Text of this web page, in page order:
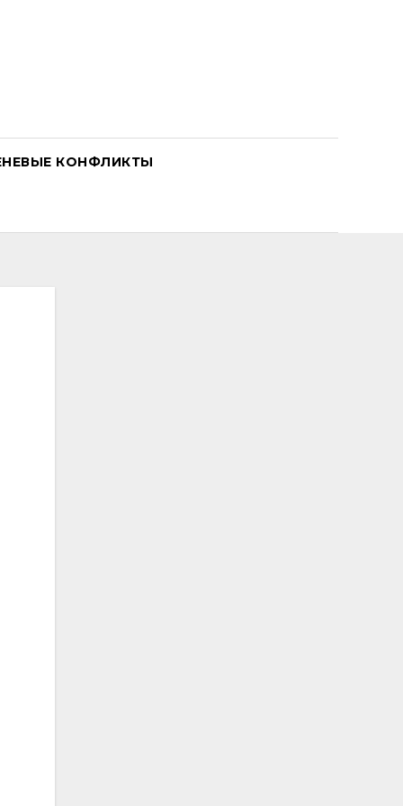
КОНФЛИКТЫ